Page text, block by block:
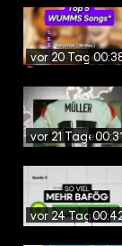
vor 20 Tagen
vor 21 Tagen00:31
vor 24 Tagen